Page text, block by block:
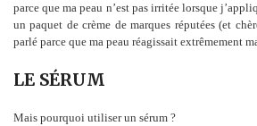
parce que ma peau n’est pas irritée lorsque
un paquet de crème de marques réputées (et
parlé parce que ma peau réagissait extrêmement
LE SÉRUM
Mais pourquoi utiliser un sérum ?